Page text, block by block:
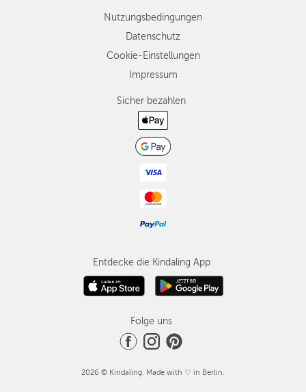
Nutzungsbedingungen
Datenschutz
Cookie-Einstellungen
Impressum
Sicher bezahlen
Entdecke die Kindaling App
Folge uns
2026 © Kindaling. Made with ♡ in Berlin.